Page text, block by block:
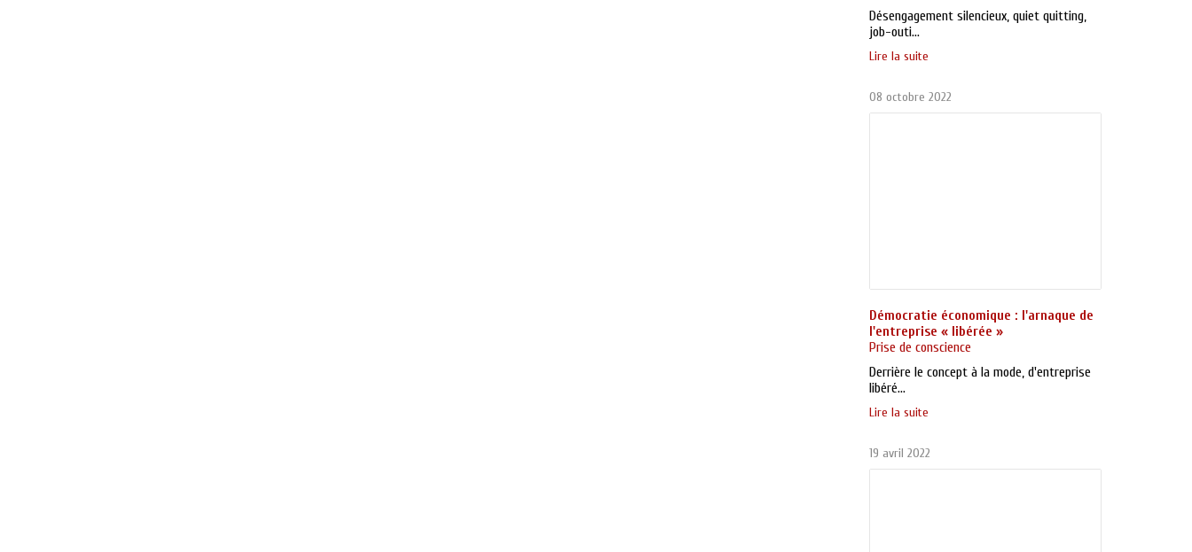
Désengagement silencieux, quiet quitting,
job-outi...
Lire la suite
08 octobre 2022
Démocratie économique : l'arnaque de
l'entreprise « libérée »
Prise de conscience
Derrière le concept à la mode, d'entreprise
libéré...
Lire la suite
19 avril 2022